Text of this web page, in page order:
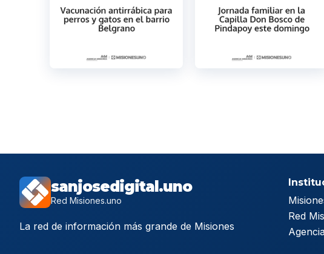
sanjosedigital.uno
Red Misiones.uno
La red de información más grande de Misiones
Red